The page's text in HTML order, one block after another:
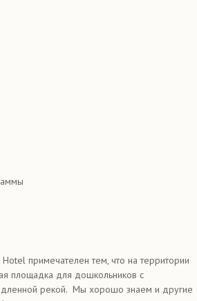
примечателен тем, что на территории
площадка для дошкольников с
рекой. Мы хорошо знаем и другие